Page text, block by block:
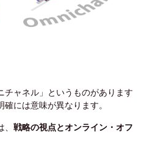
チャネル 」というものがあります
には意味が異なります。
戦略の視点とオンライン・オフ